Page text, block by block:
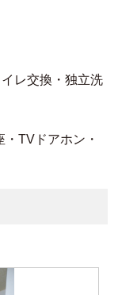
レ交換・独立洗
TVドアホン・